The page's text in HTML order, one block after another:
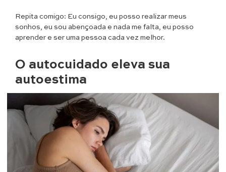
Repita comigo: Eu consigo, eu posso realizar meus
sonhos, eu sou abençoada e nada me falta, eu posso
aprender e ser uma pessoa cada vez melhor.
O autocuidado eleva sua
autoestima